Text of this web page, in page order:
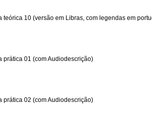
teórica 10 (versão em Libras, com legendas em
prática 01 (com Audiodescrição)
prática 02 (com Audiodescrição)